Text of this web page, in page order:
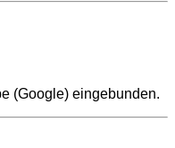
(Google) eingebunden.